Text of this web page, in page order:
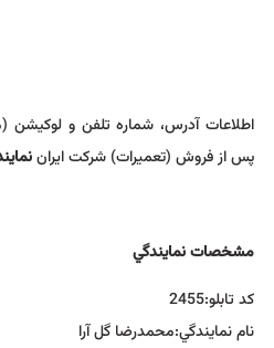
اطلاعات آدرس، شماره تلفن و
پس از فروش (تعمیرات) شرکت ایران
مشخصات نمايندگي
كد تابلو:2455
نام نمايندگي:محمدرضا گل آرا